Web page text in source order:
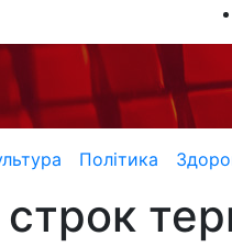
Політика